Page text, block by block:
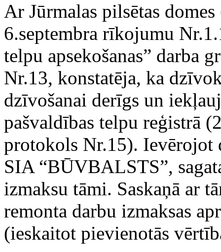
Ar Jūrmalas pilsētas
6.septembra rīkojumu
telpu apsekošanas” darba
Nr.13, konstatēja, ka
dzīvošanai derīgs un
pašvaldības telpu reģistrā
protokols Nr.15).
SIA “BŪVBALSTS”,
izmaksu tāmi. Saskaņā ar
remonta darbu izmaksas
(ieskaitot pievienotās